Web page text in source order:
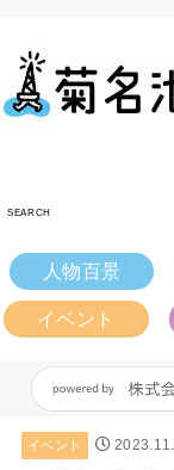
SEARCH
人物百景
イベント
イベント